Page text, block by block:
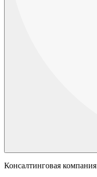
Консалтинговая компания